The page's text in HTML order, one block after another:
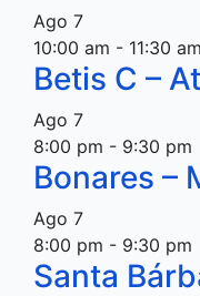
Ago 7
10:00 am - 11:30 am
Betis C –
Ago 7
8:00 pm - 9:30 pm
Bonares –
Ago 7
8:00 pm - 9:30 pm
Santa